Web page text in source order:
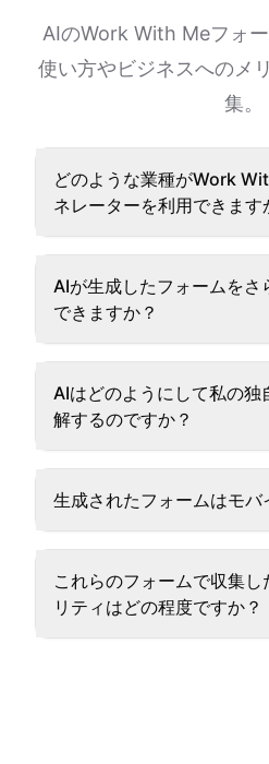
AIのWork With Meフォ
使い方やビジネスへのメ
集。
どのような業種がWork
ネレーターを利用できます
AIが生成したフォームをさ
できますか？
AIはどのようにして私の独
解するのですか？
生成されたフォームはモバ
これらのフォームで収集し
リティはどの程度ですか？